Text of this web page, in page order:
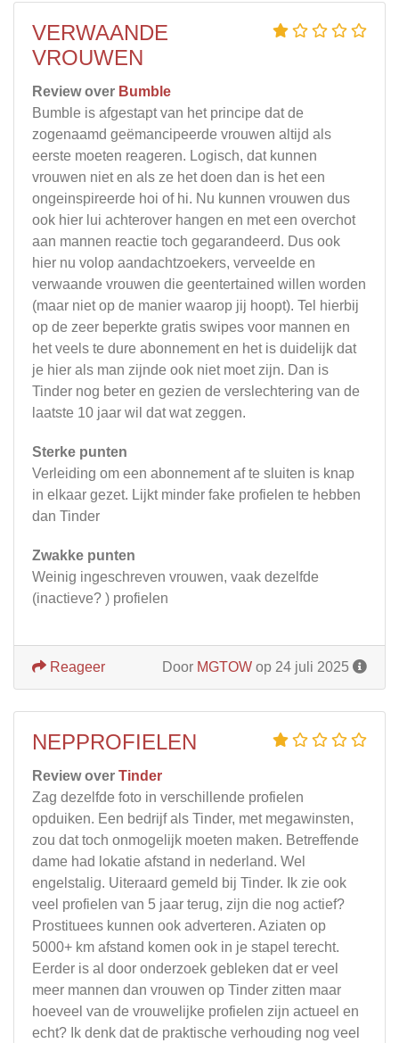
VERWAANDE
VROUWEN
Review over Bumble
Bumble is afgestapt van het principe dat de
zogenaamd geëmancipeerde vrouwen altijd als
eerste moeten reageren. Logisch, dat kunnen
vrouwen niet en als ze het doen dan is het een
ongeinspireerde hoi of hi. Nu kunnen vrouwen dus
ook hier lui achterover hangen en met een overchot
aan mannen reactie toch gegarandeerd. Dus ook
hier nu volop aandachtzoekers, verveelde en
verwaande vrouwen die geentertained willen worden
(maar niet op de manier waarop jij hoopt). Tel hierbij
op de zeer beperkte gratis swipes voor mannen en
het veels te dure abonnement en het is duidelijk dat
je hier als man zijnde ook niet moet zijn. Dan is
Tinder nog beter en gezien de verslechtering van de
laatste 10 jaar wil dat wat zeggen.
Sterke punten
Verleiding om een abonnement af te sluiten is knap
in elkaar gezet. Lijkt minder fake profielen te hebben
dan Tinder
Zwakke punten
Weinig ingeschreven vrouwen, vaak dezelfde
(inactieve? ) profielen
Door MGTOW op 24 juli 2025
Reageer
NEPPROFIELEN
Review over Tinder
Zag dezelfde foto in verschillende profielen
opduiken. Een bedrijf als Tinder, met megawinsten,
zou dat toch onmogelijk moeten maken. Betreffende
dame had lokatie afstand in nederland. Wel
engelstalig. Uiteraard gemeld bij Tinder. Ik zie ook
veel profielen van 5 jaar terug, zijn die nog actief?
Prostituees kunnen ook adverteren. Aziaten op
5000+ km afstand komen ook in je stapel terecht.
Eerder is al door onderzoek gebleken dat er veel
meer mannen dan vrouwen op Tinder zitten maar
hoeveel van de vrouwelijke profielen zijn actueel en
echt? Ik denk dat de praktische verhouding nog veel